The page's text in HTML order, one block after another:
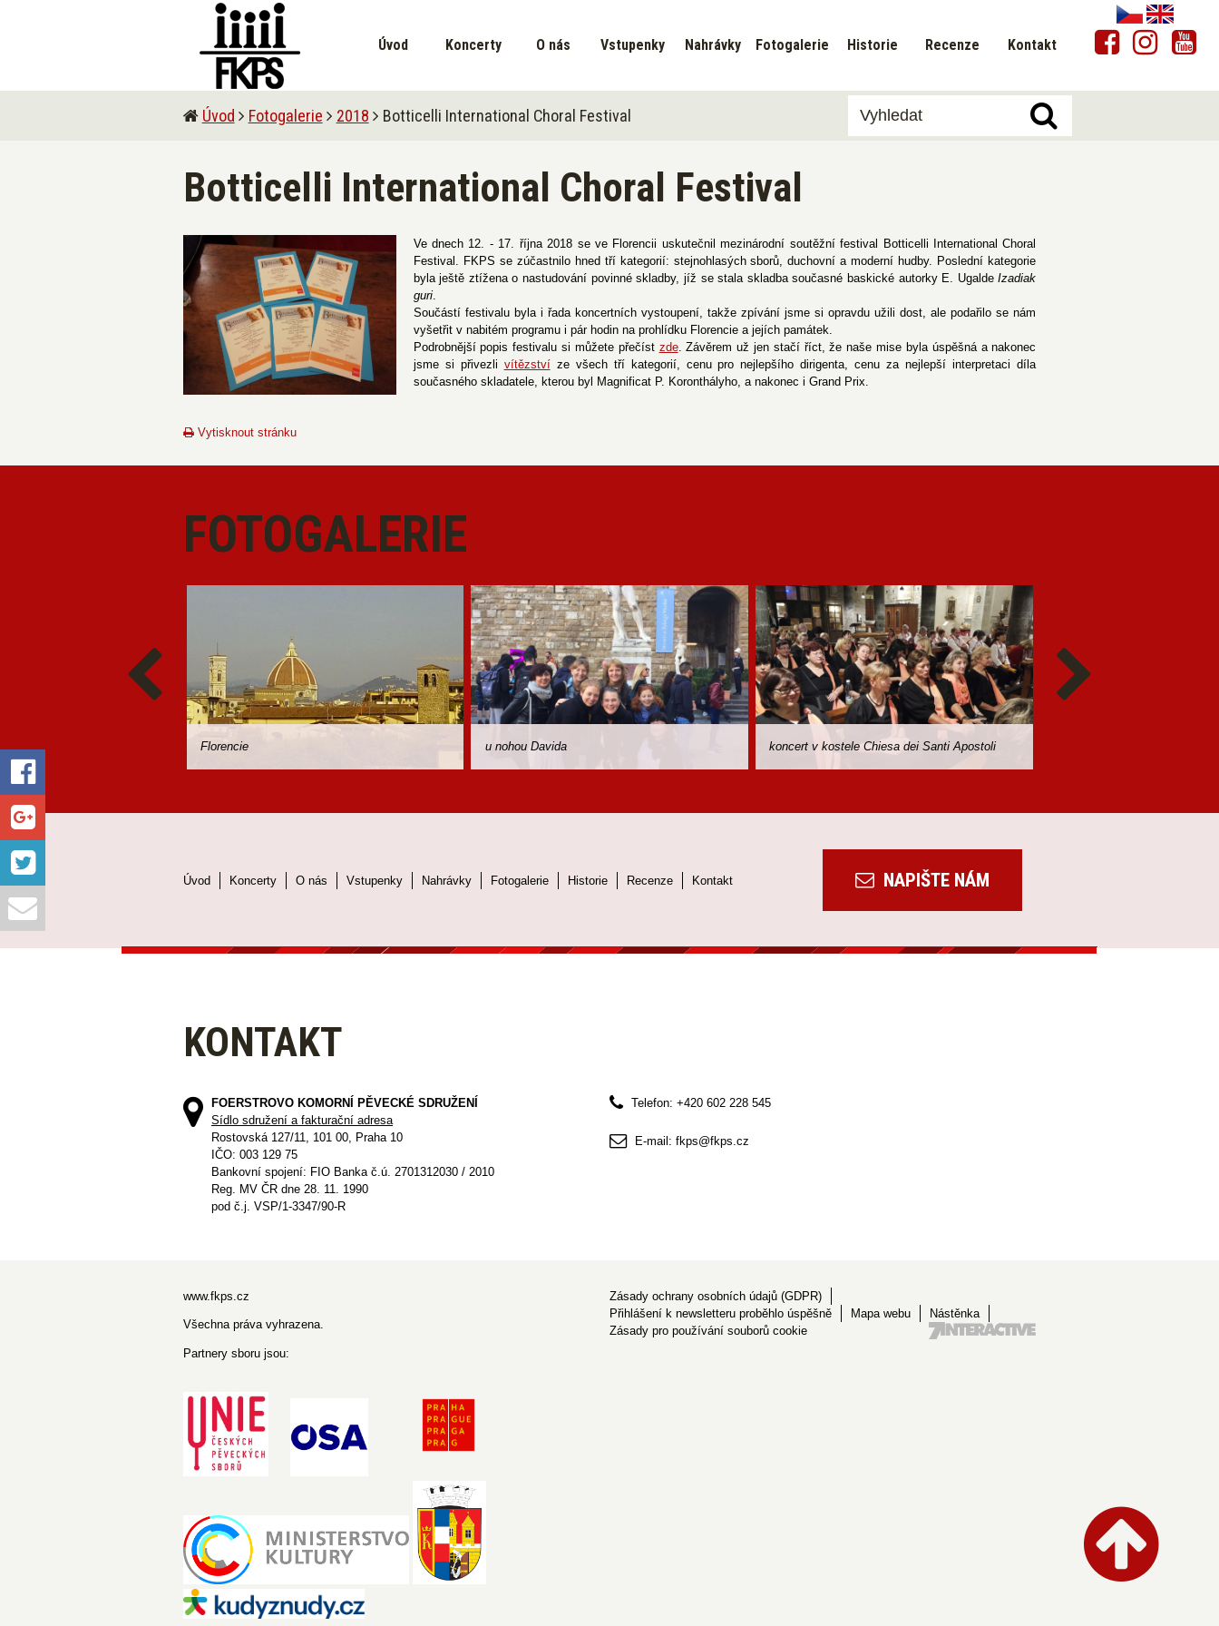
Úvod Koncerty O nás Vstupenky Nahrávky Fotogalerie Historie Recenze Kontakt
Úvod Fotogalerie 2018 Botticelli International Choral Festival
Botticelli International Choral Festival
Ve dnech 12. - 17. října 2018 se ve Florencii uskutečnil mezinárodní soutěžní festival Botticelli International Choral
Festival. FKPS se zúčastnilo hned tří kategorií: stejnohlasých sborů, duchovní a moderní hudby. Poslední kategorie
byla ještě ztížena o nastudování povinné skladby, jíž se stala skladba současné baskické autorky E. UgaldeIzadiak
guri.
Součástí festivalu byla i řada koncertních vystoupení, takže zpívání jsme si opravdu užili dost, ale podařilo se nám
vyšetřit v nabitém programu i pár hodin na prohlídku Florencie a jejích památek.
Podrobnější popis festivalu si můžete přečíst zde. Závěrem už jen stačí říct, že naše mise byla úspěšná a nakonec
jsme si přivezli vítězstvíze všech tří kategorií, cenu pro nejlepšího dirigenta, cenu za nejlepší interpretaci díla
současného skladatele, kterou byl Magnificat P. Koronthályho, a nakonec i Grand Prix.
Vytisknout stránku
FOTOGALERIE
Florencie u nohou Davida koncert v kostele Chiesa dei Santi Apostoli
Úvod Koncerty O nás Vstupenky Nahrávky Fotogalerie Historie Recenze Kontakt NAPIŠTE NÁM
KONTAKT
FOERSTROVO KOMORNÍ PĚVECKÉ SDRUŽENÍ
Sídlo sdružení a fakturační adresa
Rostovská 127/11, 101 00, Praha 10
IČO: 003 129 75
Bankovní spojení: FIO Banka č.ú. 2701312030 / 2010
Reg. MV ČR dne 28. 11. 1990
pod č.j. VSP/1-3347/90-R
Telefon: +420 602 228 545
E-mail: fkps@fkps.cz
www.fkps.cz
Všechna práva vyhrazena.
Partnery sboru jsou:
Zásady ochrany osobních údajů (GDPR)
Přihlášení k newsletteru proběhlo úspěšně
Mapa webu
Nástěnka
Zásady pro používání souborů cookie